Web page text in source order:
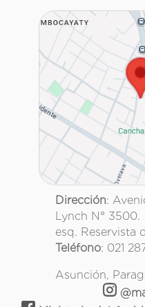
Dirección:
Lynch N° 3500.
esq. Reservista
Teléfono: 021
Asunción,